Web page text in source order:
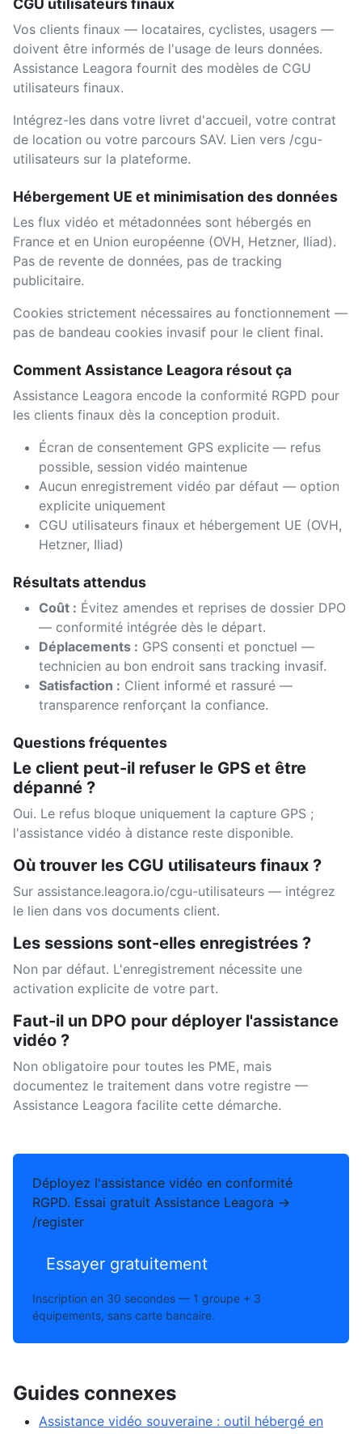
CGU utilisateurs finaux
Vos clients finaux — locataires, cyclistes, usagers —
doivent être informés de l'usage de leurs données.
Assistance Leagora fournit des modèles de CGU
utilisateurs finaux.
Intégrez-les dans votre livret d'accueil, votre contrat
de location ou votre parcours SAV. Lien vers /cgu-
utilisateurs sur la plateforme.
Hébergement UE et minimisation des données
Les flux vidéo et métadonnées sont hébergés en
France et en Union européenne (OVH, Hetzner, Iliad).
Pas de revente de données, pas de tracking
publicitaire.
Cookies strictement nécessaires au fonctionnement —
pas de bandeau cookies invasif pour le client final.
Comment Assistance Leagora résout ça
Assistance Leagora encode la conformité RGPD pour
les clients finaux dès la conception produit.
Écran de consentement GPS explicite — refus
possible, session vidéo maintenue
Aucun enregistrement vidéo par défaut — option
explicite uniquement
CGU utilisateurs finaux et hébergement UE (OVH,
Hetzner, Iliad)
Résultats attendus
Coût : Évitez amendes et reprises de dossier DPO
— conformité intégrée dès le départ.
Déplacements : GPS consenti et ponctuel —
technicien au bon endroit sans tracking invasif.
Satisfaction : Client informé et rassuré —
transparence renforçant la confiance.
Questions fréquentes
Le client peut-il refuser le GPS et être
dépanné ?
Oui. Le refus bloque uniquement la capture GPS ;
l'assistance vidéo à distance reste disponible.
Où trouver les CGU utilisateurs finaux ?
Sur assistance.leagora.io/cgu-utilisateurs — intégrez
le lien dans vos documents client.
Les sessions sont-elles enregistrées ?
Non par défaut. L'enregistrement nécessite une
activation explicite de votre part.
Faut-il un DPO pour déployer l'assistance
vidéo ?
Non obligatoire pour toutes les PME, mais
documentez le traitement dans votre registre —
Assistance Leagora facilite cette démarche.
Déployez l'assistance vidéo en conformité
RGPD. Essai gratuit Assistance Leagora →
/register
Essayer gratuitement
Inscription en 30 secondes — 1 groupe + 3
équipements, sans carte bancaire.
Guides connexes
Assistance vidéo souveraine : outil hébergé en